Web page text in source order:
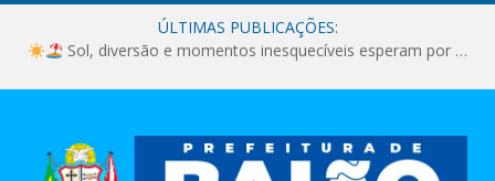
ÚLTIMAS PUBLICAÇÕES:
Sol, diversão e momentos inesquecíveis esperam por você!